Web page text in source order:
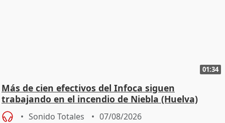
01:34
Más de cien efectivos del Infoca siguen
trabajando en el incendio de Niebla (Huelva)
Sonido Totales 07/08/2026